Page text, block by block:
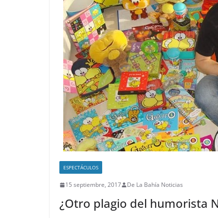
ESPECTÁCULOS
15 septiembre, 2017 De La Bahía Noticias
¿Otro plagio del humorista